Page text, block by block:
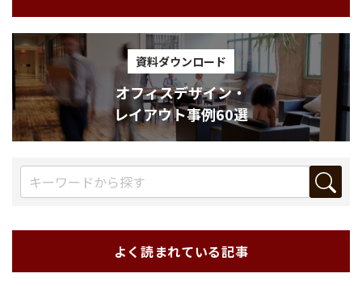
資料ダウンロード
オフィスデザイン・
レイアウト事例60選
よく読まれている記事